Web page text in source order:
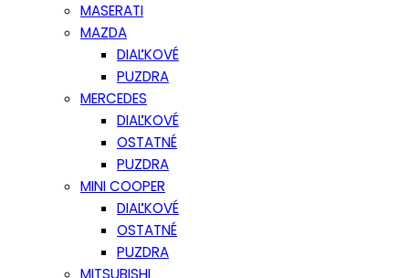
MASERATI
MAZDA
DIAĽKOVÉ
PUZDRA
MERCEDES
DIAĽKOVÉ
OSTATNÉ
PUZDRA
MINI COOPER
DIAĽKOVÉ
OSTATNÉ
PUZDRA
MITSUBISHI